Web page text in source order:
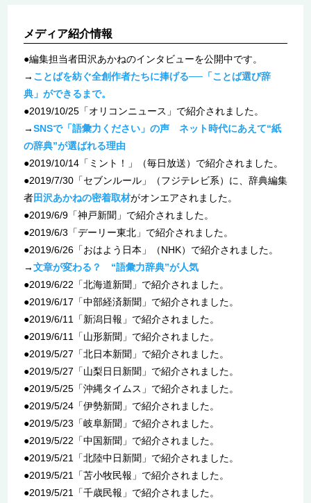
メディア紹介情報
●編集担当者田沢あかねのインタビューを公開中です。
→ ことばを紡ぐ全創作者たちに捧げる──「ことば選び辞
典」ができるまで。
●2019/10/25「オリコンニュース」で紹介されました。
→SNSで「語彙力ください」の声 ネット時代にあえて“紙
の辞典”が選ばれる理由
●2019/10/14「ミント！」（毎日放送）で紹介されました。
●2019/7/30「セブンルール」（フジテレビ系）に、辞典編集
者田沢あかねの密着取材がオンエアされました。
●2019/6/9「神戸新聞」で紹介されました。
●2019/6/3「デーリー東北」で紹介されました。
●2019/6/26「おはよう日本」（NHK）で紹介されました。
→文章が変わる？ “語彙力辞典”が人気
●2019/6/22「北海道新聞」で紹介されました。
●2019/6/17「中部経済新聞」で紹介されました。
●2019/6/11「新潟日報」で紹介されました。
●2019/6/11「山形新聞」で紹介されました。
●2019/5/27「北日本新聞」で紹介されました。
●2019/5/27「山梨日日新聞」で紹介されました。
●2019/5/25「沖縄タイムス」で紹介されました。
●2019/5/24「伊勢新聞」で紹介されました。
●2019/5/23「岐阜新聞」で紹介されました。
●2019/5/22「中国新聞」で紹介されました。
●2019/5/21「北陸中日新聞」で紹介されました。
●2019/5/21「苫小牧民報」で紹介されました。
●2019/5/21「千歳民報」で紹介されました。